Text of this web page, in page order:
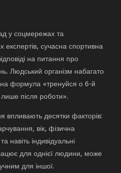
у соцмережах та
експертів, сучасна спортивна
на питання про
Людський організм набагато
формула «тренуйся о 6-й
після роботи».
впливають десятки факторів:
вік, фізична
навіть індивідуальні
для однієї людини, може
для іншої.